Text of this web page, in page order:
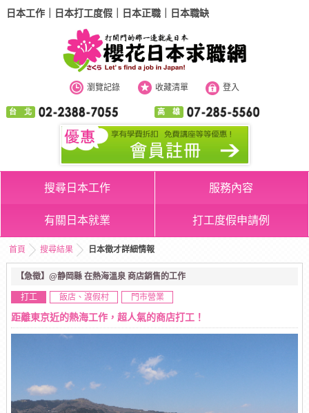
日本工作｜日本打工度假｜日本正職｜日本職缺
瀏覽記錄 收藏清單 登入
台 北 高 雄
搜尋日本工作 服務內容
有關日本就業 打工度假申請例
首頁 搜尋結果 日本徵才詳細情報
【急徵】@静岡縣 在熱海溫泉 商店銷售的工作
打工 飯店、渡假村 門市營業
距離東京近的熱海工作，超人氣的商店打工！